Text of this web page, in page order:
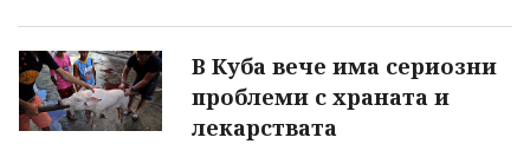
В Куба вече има сериозни
проблеми с храната и
лекарствата